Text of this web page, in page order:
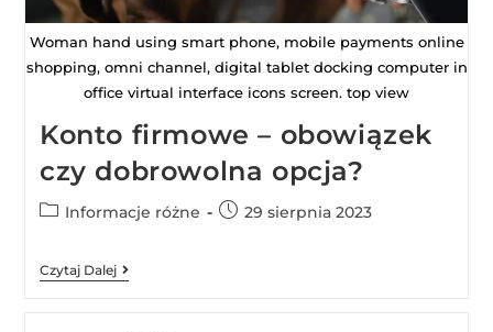
Woman hand using smart phone, mobile payments online
shopping, omni channel, digital tablet docking computer in
office virtual interface icons screen. top view
Konto firmowe – obowiązek
czy dobrowolna opcja?
Informacje różne 29 sierpnia 2023
Czytaj Dalej